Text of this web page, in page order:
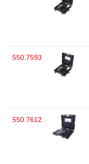
550.7593
550.7612